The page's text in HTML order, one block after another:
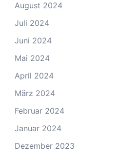
August 2024
Juli 2024
Juni 2024
Mai 2024
April 2024
März 2024
Februar 2024
Januar 2024
Dezember 2023